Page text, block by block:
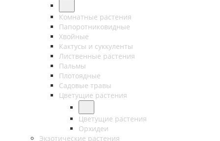
Комнатные растения
Папоротниковидные
Хвойные
Кактусы и суккуленты
Лиственные растения
Пальмы
Плотоядные
Садовые травы
Цветущие растения
Цветущие растения
Орхидеи
Экзотические растения